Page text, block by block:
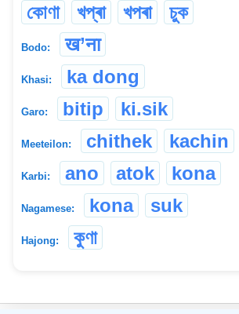
কোণা
খপ্ৰা খপৰা চুক
Bodo: ख’ना
Khasi: ka dong
Garo: bitip ki.sik
Meeteilon: chithek kachin
Karbi: ano atok kona
Nagamese: kona suk
Hajong: কুণা